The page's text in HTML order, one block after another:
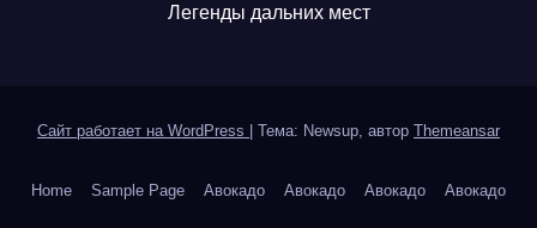
Легенды дальних мест
Сайт работает на WordPress | Тема: Newsup, автор Themeansar
Home Sample Page Авокадо Авокадо Авокадо Авокадо